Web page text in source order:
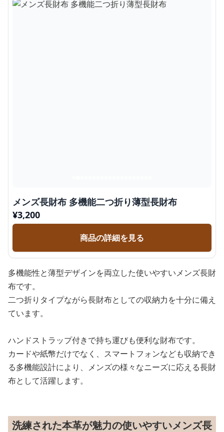
メンズ長財布 多機能二つ折り薄型長財布
¥3,200
商品の詳細を見る
多機能性と薄型デザインを両立した使いやすいメンズ長財
布です。
二つ折りタイプながら長財布としての収納力を十分に備え
ています。
ハンドストラップ付きで持ち運びも便利な財布です。
カードや紙幣だけでなく、スマートフォンなども収納でき
る多機能設計により、メンズの様々なニーズに応える長財
布として活躍します。
洗練された本革が魅力の使いやすいメンズ長